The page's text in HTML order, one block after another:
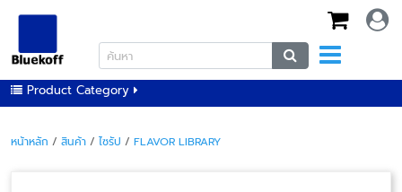
Product Category
หน้าหลัก / สินค้า / ไซรัป / FLAVOR LIBRARY